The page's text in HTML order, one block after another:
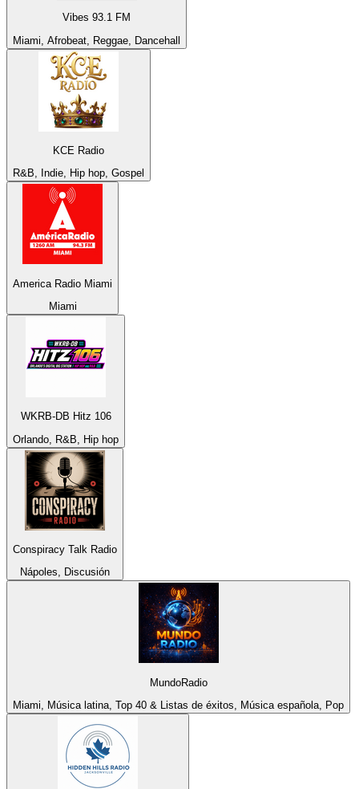
Vibes 93.1 FM
Miami, Afrobeat, Reggae, Dancehall
KCE Radio
R&B, Indie, Hip hop, Gospel
America Radio Miami
Miami
WKRB-DB Hitz 106
Orlando, R&B, Hip hop
Conspiracy Talk Radio
Nápoles, Discusión
MundoRadio
Miami, Música latina, Top 40 & Listas de éxitos, Música española, Pop